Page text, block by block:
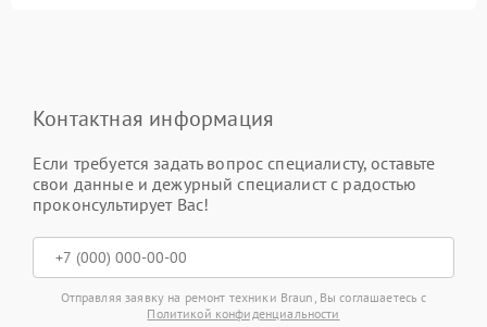
Контактная информация
Если требуется задать вопрос специалисту, оставьте
свои данные и дежурный специалист с радостью
проконсультирует Вас!
Отправляя заявку на ремонт техники Braun, Вы соглашаетесь с
Политикой конфиденциальности